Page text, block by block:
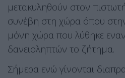
μετακυληθούν στον
συνέβη στη χώρα όπου
μόνη χώρα που λύθηκε
δανειοληπτών το ζήτημα.
Σήμερα ενώ γίνονται